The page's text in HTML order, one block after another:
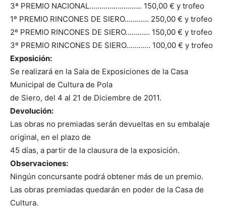
3ª PREMIO NACIONAL…………………….. 150,00 € y trofeo
1º PREMIO RINCONES DE SIERO………… 250,00 € y trofeo
2º PREMIO RINCONES DE SIERO………… 150,00 € y trofeo
3º PREMIO RINCONES DE SIERO………… 100,00 € y trofeo
Exposición:
Se realizará en la Sala de Exposiciones de la Casa
Municipal de Cultura de Pola
de Siero, del 4 al 21 de Diciembre de 2011.
Devolución:
Las obras no premiadas serán devueltas en su embalaje
original, en el plazo de
45 días, a partir de la clausura de la exposición.
Observaciones:
Ningún concursante podrá obtener más de un premio.
Las obras premiadas quedarán en poder de la Casa de
Cultura.